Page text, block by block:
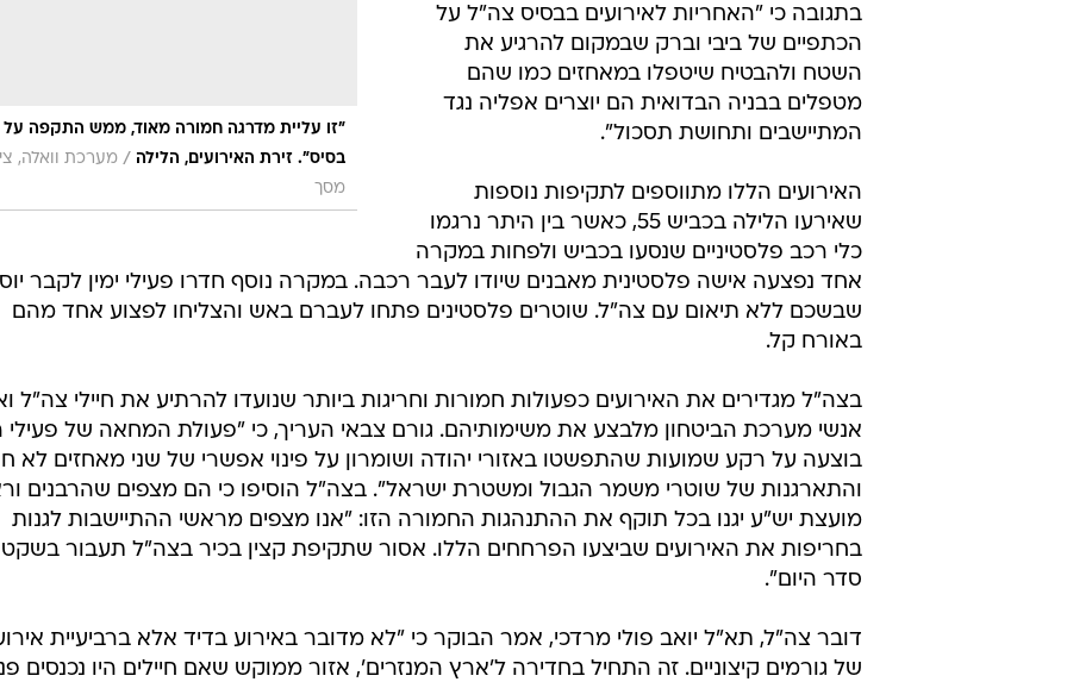
"זו עליית מדרגה חמורה מאוד, ממש התקפה על
בסיס". זירת האירועים, הלילה / מערכת וואלה,
מסך
בתגובה כי "האחריות לאירועים בבסיס צה"ל על
הכתפיים של ביבי וברק שבמקום להרגיע את
השטח ולהבטיח שיטפלו במאחזים כמו שהם
מטפלים בבניה הבדואית הם יוצרים אפליה נגד
המתיישבים ותחושת תסכול".
האירועים הללו מתווספים לתקיפות נוספות
שאירעו הלילה בכביש 55, כאשר בין היתר נרגמו
כלי רכב פלסטיניים שנסעו בכביש ולפחות במקרה
אחד נפצעה אישה פלסטינית מאבנים שיודו לעבר רכבה. במקרה נוסף חדרו פעילי ימין לקבר
שבשכם ללא תיאום עם צה"ל. שוטרים פלסטינים פתחו לעברם באש והצליחו לפצוע אחד מהם
באורח קל.
בצה"ל מגדירים את האירועים כפעולות חמורות וחריגות ביותר שנועדו להרתיע את חיילי צה"ל
אנשי מערכת הביטחון מלבצע את משימותיהם. גורם צבאי העריך, כי "פעולת המחאה של פעילי
בוצעה על רקע שמועות שהתפשטו באזורי יהודה ושומרון על פינוי אפשרי של שני מאחזים לא
והתארגנות של שוטרי משמר הגבול ומשטרת ישראל". בצה"ל הוסיפו כי הם מצפים שהרבנים
מועצת יש"ע יגנו בכל תוקף את ההתנהגות החמורה הזו: "אנו מצפים מראשי ההתיישבות לגנות
בחריפות את האירועים שביצעו הפרחחים הללו. אסור שתקיפת קצין בכיר בצה"ל תעבור
סדר היום".
דובר צה"ל, תא"ל יואב פולי מרדכי, אמר הבוקר כי "לא מדובר באירוע בדיד אלא ברביעיית
של גורמים קיצוניים. זה התחיל בחדירה ל'ארץ המנזרים', אזור ממוקש שאם חיילים היו נכנסים